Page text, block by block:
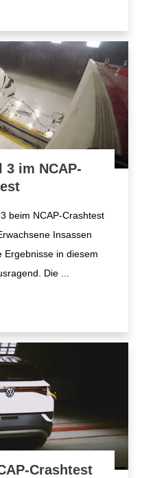
3 im NCAP-
beim NCAP-Crashtest
Insassen
Ergebnisse in diesem
Die
Crashtest